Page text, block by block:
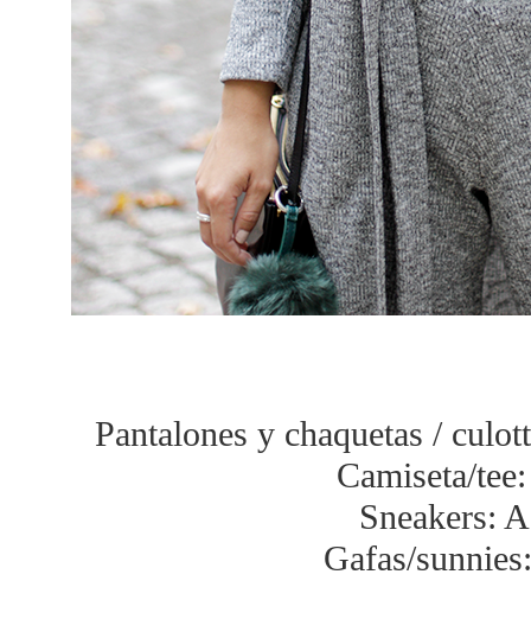
Pantalones y chaquetas /
Camiseta/
Sneakers:
Gafas/